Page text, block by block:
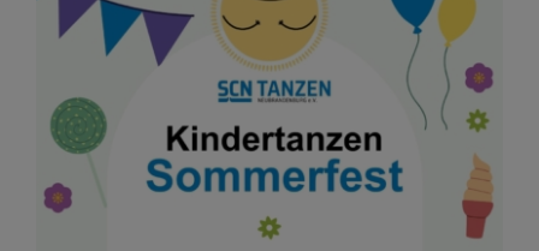
Sommerfest der Kindertanzgruppen in Penzlin
NEWS Tanzen